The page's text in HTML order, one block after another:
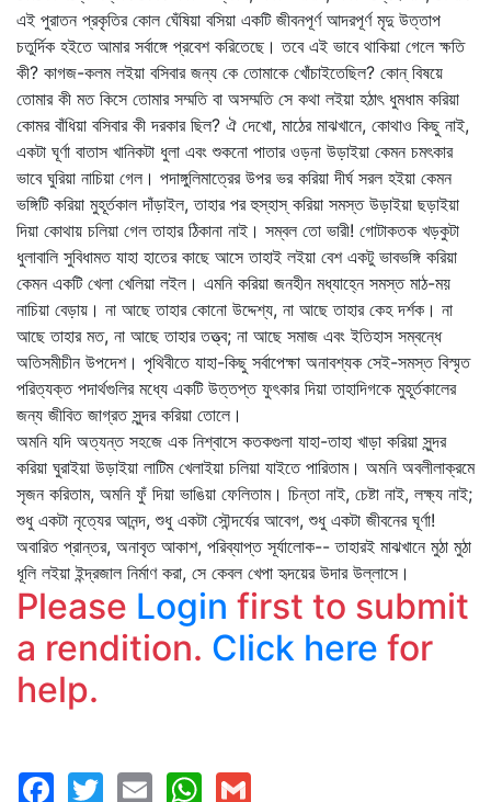
এই পুরাতন প্রকৃতির কোল ঘেঁষিয়া বসিয়া একটি জীবনপূর্ণ আদরপূর্ণ মৃদু উত্তাপ
চতুর্দিক হইতে আমার সর্বাঙ্গে প্রবেশ করিতেছে। তবে এই ভাবে থাকিয়া গেলে ক্ষতি
কী? কাগজ-কলম লইয়া বসিবার জন্য কে তোমাকে খোঁচাইতেছিল? কোন্‌ বিষয়ে
তোমার কী মত কিসে তোমার সম্মতি বা অসম্মতি সে কথা লইয়া হঠাৎ ধুমধাম করিয়া
কোমর বাঁধিয়া বসিবার কী দরকার ছিল? ঐ দেখো, মাঠের মাঝখানে, কোথাও কিছু নাই,
একটা ঘূর্ণা বাতাস খানিকটা ধুলা এবং শুকনো পাতার ওড়না উড়াইয়া কেমন চমৎকার
ভাবে ঘুরিয়া নাচিয়া গেল। পদাঙ্গুলিমাত্রের উপর ভর করিয়া দীর্ঘ সরল হইয়া কেমন
ভঙ্গিটি করিয়া মুহূর্তকাল দাঁড়াইল, তাহার পর হুস্‌হাস্‌ করিয়া সমস্ত উড়াইয়া ছড়াইয়া
দিয়া কোথায় চলিয়া গেল তাহার ঠিকানা নাই। সম্বল তো ভারী! গোটাকতক খড়কুটা
ধুলাবালি সুবিধামত যাহা হাতের কাছে আসে তাহাই লইয়া বেশ একটু ভাবভঙ্গি করিয়া
কেমন একটি খেলা খেলিয়া লইল। এমনি করিয়া জনহীন মধ্যাহ্নে সমস্ত মাঠ-ময়
নাচিয়া বেড়ায়। না আছে তাহার কোনো উদ্দেশ্য, না আছে তাহার কেহ দর্শক। না
আছে তাহার মত, না আছে তাহার তত্ত্ব; না আছে সমাজ এবং ইতিহাস সম্বন্ধে
অতিসমীচীন উপদেশ। পৃথিবীতে যাহা-কিছু সর্বাপেক্ষা অনাবশ্যক সেই-সমস্ত বিস্মৃত
পরিত্যক্ত পদার্থগুলির মধ্যে একটি উত্তপ্ত ফুৎকার দিয়া তাহাদিগকে মুহূর্তকালের
জন্য জীবিত জাগ্রত সুন্দর করিয়া তোলে।
অমনি যদি অত্যন্ত সহজে এক নিশ্বাসে কতকগুলা যাহা-তাহা খাড়া করিয়া সুন্দর
করিয়া ঘুরাইয়া উড়াইয়া লাটিম খেলাইয়া চলিয়া যাইতে পারিতাম। অমনি অবলীলাক্রমে
সৃজন করিতাম, অমনি ফুঁ দিয়া ভাঙিয়া ফেলিতাম। চিন্তা নাই, চেষ্টা নাই, লক্ষ্য নাই;
শুধু একটা নৃত্যের আনন্দ, শুধু একটা সৌন্দর্যের আবেগ, শুধু একটা জীবনের ঘূর্ণা!
অবারিত প্রান্তর, অনাবৃত আকাশ, পরিব্যাপ্ত সূর্যালোক-- তাহারই মাঝখানে মুঠা মুঠা
ধূলি লইয়া ইন্দ্রজাল নির্মাণ করা, সে কেবল খেপা হৃদয়ের উদার উল্লাসে।
Please Login first to submit
a rendition. Click here for
help.